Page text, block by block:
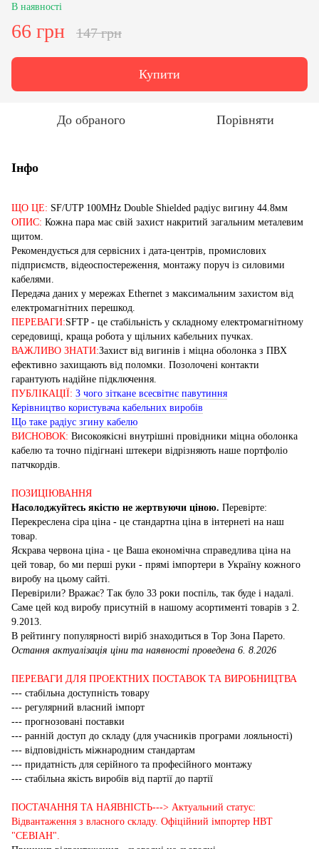
В наявності
66 грн 147 грн
Купити
До обраного Порівняти
Інфо
ЩО ЦЕ: SF/UTP 100MHz Double Shielded радіус вигину 44.8мм
ОПИС: Кожна пара має свій захист накритий загальним металевим
щитом.
Рекомендується для сервісних і дата-центрів, промислових
підприємств, відеоспостереження, монтажу поруч із силовими
кабелями.
Передача даних у мережах Ethernet з максимальним захистом від
електромагнітних перешкод.
ПЕРЕВАГИ:SFTP - це стабільність у складному електромагнітному
середовищі, краща робота у щільних кабельних пучках.
ВАЖЛИВО ЗНАТИ:Захист від вигинів і міцна оболонка з ПВХ
ефективно захищають від поломки. Позолочені контакти
гарантують надійне підключення.
ПУБЛІКАЦІЇ: З чого зіткане всесвітнє павутиння
Керівництво користувача кабельних виробів
Що таке радіус згину кабелю
ВИСНОВОК: Високоякісні внутрішні провідники міцна оболонка
кабелю та точно підігнані штекери відрізняють наше портфоліо
патчкордів.
ПОЗИЦІЮВАННЯ
Насолоджуйтесь якістю не жертвуючи ціною. Перевірте:
Перекреслена сіра ціна - це стандартна ціна в інтернеті на наш
товар.
Яскрава червона ціна - це Ваша економічна справедлива ціна на
цей товар, бо ми перші руки - прямі імпортери в Україну кожного
виробу на цьому сайті.
Перевірили? Вражає? Так було 33 роки поспіль, так буде і надалі.
Саме цей код виробу присутній в нашому асортименті товарів з 2.
9.2013.
В рейтингу популярності виріб знаходиться в Top Зона Парето.
Остання актуалізація ціни та наявності проведена 6. 8.2026
ПЕРЕВАГИ ДЛЯ ПРОЕКТНИХ ПОСТАВОК ТА ВИРОБНИЦТВА
--- стабільна доступність товару
--- регулярний власний імпорт
--- прогнозовані поставки
--- ранній доступ до складу (для учасників програми лояльності)
--- відповідність міжнародним стандартам
--- придатність для серійного та професійного монтажу
--- стабільна якість виробів від партії до партії
ПОСТАЧАННЯ ТА НАЯВНІСТЬ---> Актуальний статус:
Відвантаження з власного складу. Офіційний імпортер НВТ
"СЕВІАН".